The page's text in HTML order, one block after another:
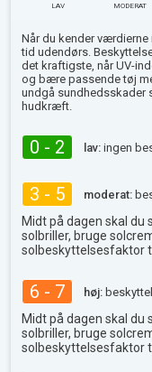
LAV MODERAT
Når du kender
tid udendørs.
det kraftigste, når UV-
og bære passende tøj
undgå sundhedsskader
hudkræft.
0 - 2 lav: ingen
3 - 5 moderat:
Midt på dagen skal du
solbriller, bruge
solbeskyttelsesfaktor
6 - 7 høj:
Midt på dagen skal du
solbriller, bruge
solbeskyttelsesfaktor